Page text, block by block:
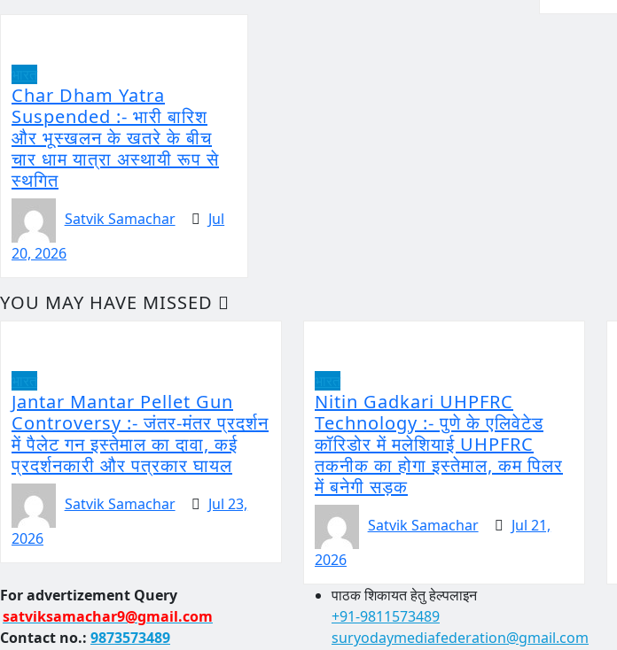
Char Dham Yatra
Suspended :- भारी बारिश
और भूस्खलन के खतरे के बीच
चार धाम यात्रा अस्थायी रूप से
स्थगित
Satvik Samachar
Jul
20, 2026
YOU MAY HAVE MISSED
Jantar Mantar Pellet Gun
Controversy :- जंतर-मंतर प्रदर्शन
में पैलेट गन इस्तेमाल का दावा, कई
प्रदर्शनकारी और पत्रकार घायल
Satvik Samachar
Jul 23,
2026
Nitin Gadkari UHPFRC
Technology :- पुणे के एलिवेटेड
कॉरिडोर में मलेशियाई UHPFRC
तकनीक का होगा इस्तेमाल, कम पिलर
में बनेगी सड़क
Satvik Samachar
Jul 21,
2026
For advertizement Query
satviksamachar9@gmail.com
Contact no.: 9873573489
पाठक शिकायत हेतु हेल्पलाइन
+91-9811573489
suryodaymediafederation@gmail.com